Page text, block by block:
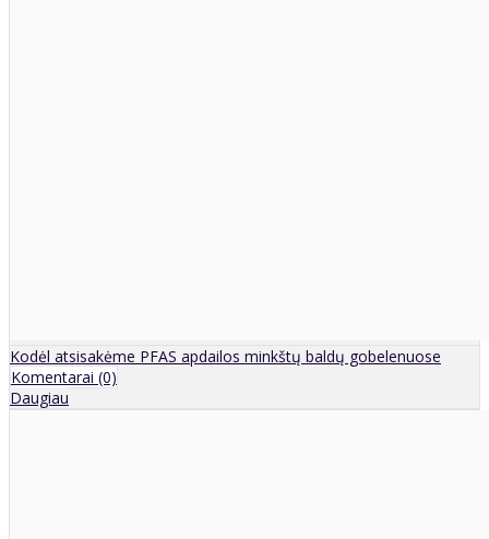
Kodėl atsisakėme PFAS apdailos minkštų baldų gobelenuose
Komentarai (0)
Daugiau